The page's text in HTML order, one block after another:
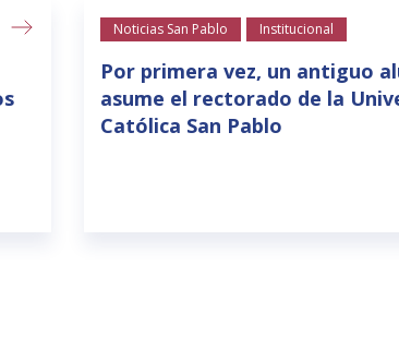
Noticias San Pablo Institucional
Por primera vez, un antiguo
asume el rectorado de la
Católica San Pablo